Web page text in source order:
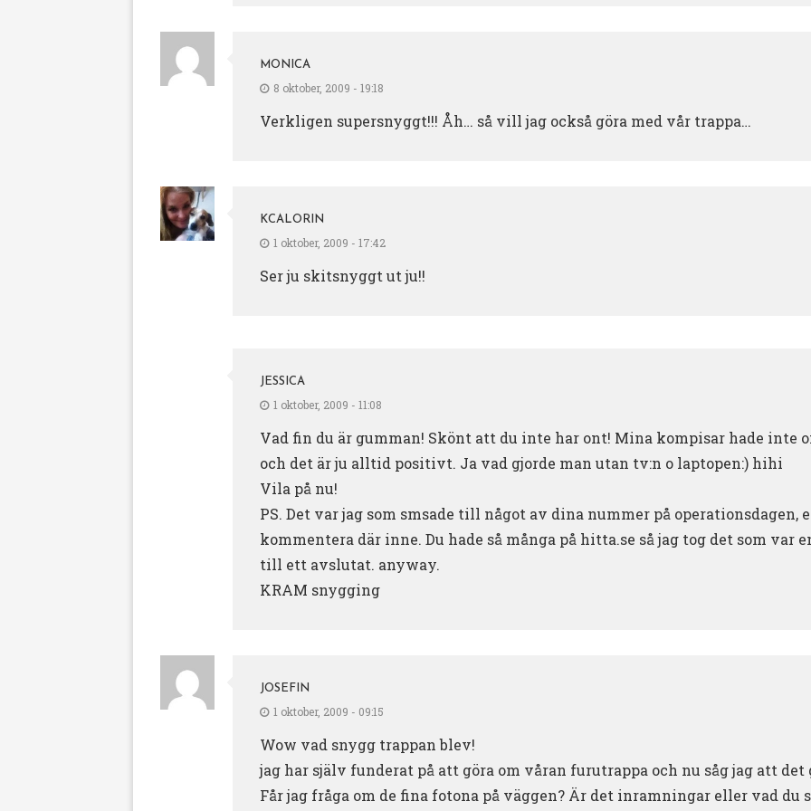
MONICA
8 oktober, 2009 - 19:18
Verkligen supersnyggt!!! Åh… så vill jag också göra med vår trappa…
KCALORIN
1 oktober, 2009 - 17:42
Ser ju skitsnyggt ut ju!!
JESSICA
1 oktober, 2009 - 11:08
Vad fin du är gumman! Skönt att du inte har ont! Mina kompisar hade inte
och det är ju alltid positivt. Ja vad gjorde man utan tv:n o laptopen:) hihi
Vila på nu!
PS. Det var jag som smsade till något av dina nummer på operationsdagen,
kommentera där inne. Du hade så många på hitta.se så jag tog det som var
till ett avslutat. anyway.
KRAM snygging
JOSEFIN
1 oktober, 2009 - 09:15
Wow vad snygg trappan blev!
jag har själv funderat på att göra om våran furutrappa och nu såg jag att det
Får jag fråga om de fina fotona på väggen? Är det inramningar eller vad du